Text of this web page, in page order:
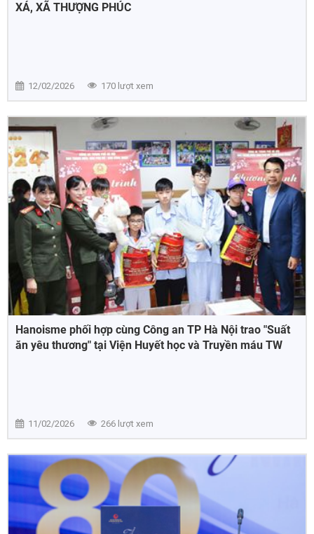
XÁ, XÃ THƯỢNG PHÚC
12/02/2026 170 lượt xem
Hanoisme phối hợp cùng Công an TP Hà Nội trao "Suất
ăn yêu thương" tại Viện Huyết học và Truyền máu TW
11/02/2026 266 lượt xem